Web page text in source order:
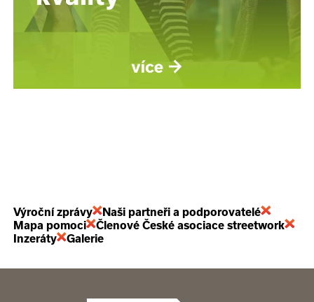
Výroční zprávy
Naši partneři a podporovatelé
Mapa pomoci
Členové České asociace streetwork
Inzeráty
Galerie